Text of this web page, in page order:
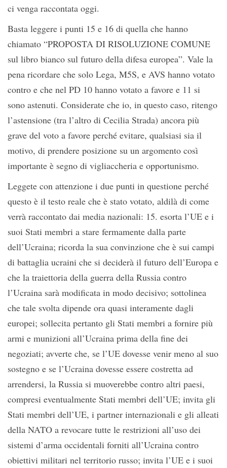
ci venga raccontata oggi.
Basta leggere i punti 15 e 16 di quella che hanno
chiamato “PROPOSTA DI RISOLUZIONE COMUNE
sul libro bianco sul futuro della difesa europea”. Vale la
pena ricordare che solo Lega, M5S, e AVS hanno votato
contro e che nel PD 10 hanno votato a favore e 11 si
sono astenuti. Considerate che io, in questo caso, ritengo
l’astensione (tra l’altro di Cecilia Strada) ancora più
grave del voto a favore perché evitare, qualsiasi sia il
motivo, di prendere posizione su un argomento così
importante è segno di vigliaccheria e opportunismo.
Leggete con attenzione i due punti in questione perché
questo è il testo reale che è stato votato, aldilà di come
verrà raccontato dai media nazionali: 15. esorta l’UE e i
suoi Stati membri a stare fermamente dalla parte
dell’Ucraina; ricorda la sua convinzione che è sui campi
di battaglia ucraini che si deciderà il futuro dell’Europa e
che la traiettoria della guerra della Russia contro
l’Ucraina sarà modificata in modo decisivo; sottolinea
che tale svolta dipende ora quasi interamente dagli
europei; sollecita pertanto gli Stati membri a fornire più
armi e munizioni all’Ucraina prima della fine dei
negoziati; avverte che, se l’UE dovesse venir meno al suo
sostegno e se l’Ucraina dovesse essere costretta ad
arrendersi, la Russia si muoverebbe contro altri paesi,
compresi eventualmente Stati membri dell’UE; invita gli
Stati membri dell’UE, i partner internazionali e gli alleati
della NATO a revocare tutte le restrizioni all’uso dei
sistemi d’arma occidentali forniti all’Ucraina contro
obiettivi militari nel territorio russo; invita l’UE e i suoi